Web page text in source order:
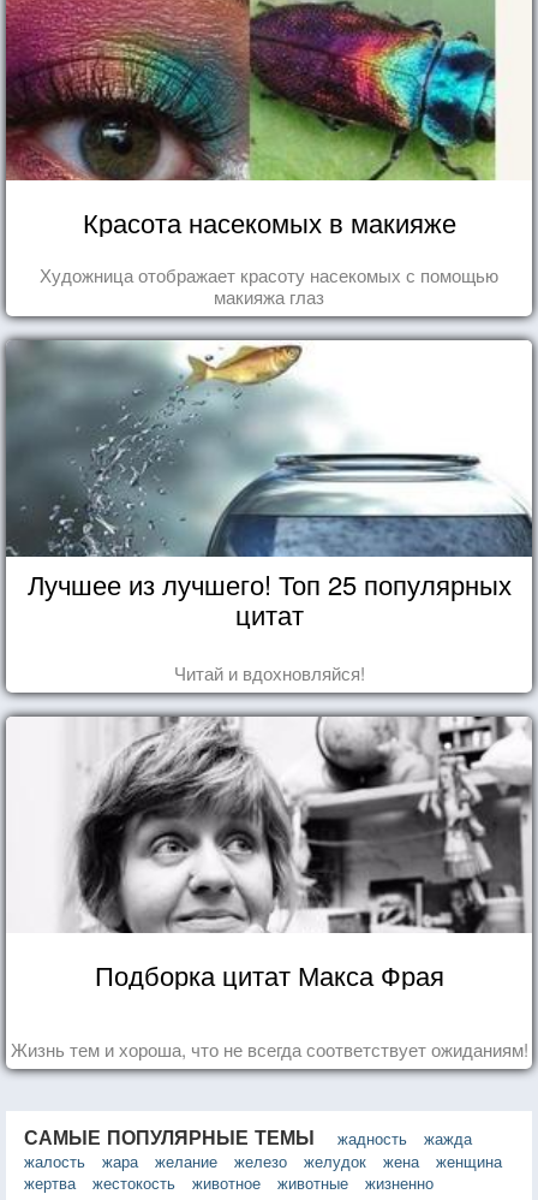
Красота насекомых в макияже
Художница отображает красоту насекомых с помощью
макияжа глаз
Лучшее из лучшего! Топ 25 популярных
цитат
Читай и вдохновляйся!
Подборка цитат Макса Фрая
Жизнь тем и хороша, что не всегда соответствует ожиданиям!
САМЫЕ ПОПУЛЯРНЫЕ ТЕМЫ жадность
жажда
жалость
жара желание железо желудок жена
женщина
жертва
жестокость животное животные
жизненно